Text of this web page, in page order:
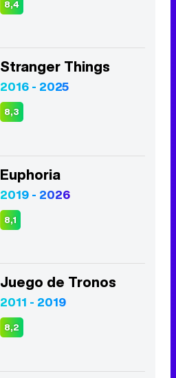
8,4
Stranger Things
2016 - 2025
8,3
Euphoria
2019 - 2026
8,1
Juego de Tronos
2011 - 2019
8,2